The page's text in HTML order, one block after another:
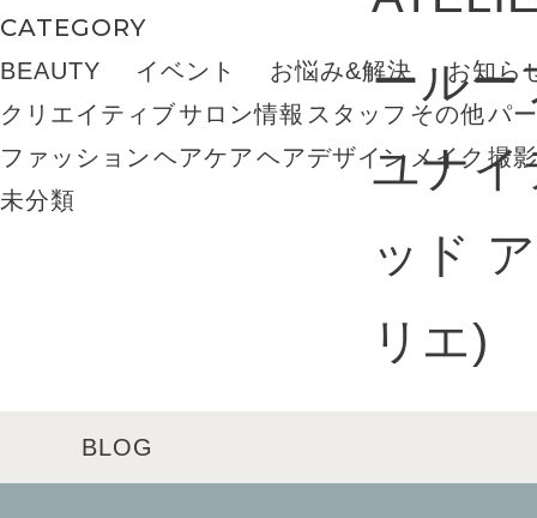
CATEGORY
BEAUTY イベント お悩み&解決
お知ら
クリエイティブサロン情報 スタッフ その他パ
ファッションヘアケアヘアデザイン メイク 撮
未分類
BLOG